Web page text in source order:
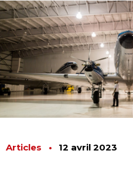
Articles • 12 avril 2023